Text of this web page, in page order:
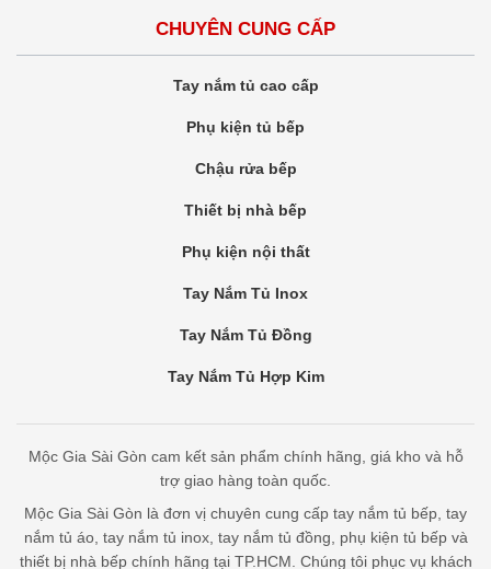
CHUYÊN CUNG CẤP
Tay nắm tủ cao cấp
Phụ kiện tủ bếp
Chậu rửa bếp
Thiết bị nhà bếp
Phụ kiện nội thất
Tay Nắm Tủ Inox
Tay Nắm Tủ Đồng
Tay Nắm Tủ Hợp Kim
Mộc Gia Sài Gòn cam kết sản phẩm chính hãng, giá kho và hỗ
trợ giao hàng toàn quốc.
Mộc Gia Sài Gòn là đơn vị chuyên cung cấp tay nắm tủ bếp, tay
nắm tủ áo, tay nắm tủ inox, tay nắm tủ đồng, phụ kiện tủ bếp và
thiết bị nhà bếp chính hãng tại TP.HCM. Chúng tôi phục vụ khách